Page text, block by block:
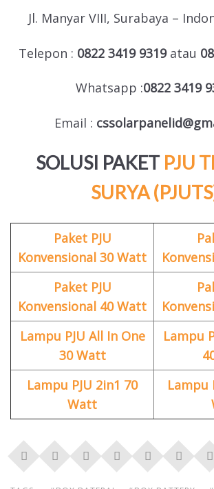
Jl. Manyar VIII, Surabaya –
Telepon : 0822 3419 9319 atau
Whatsapp :0822 3419
Email :
SOLUSI PAKET PJU
SURYA
Paket PJU
Konvensional 30 Watt
Paket PJU
Konvensional 40 Watt
Lampu PJU All In One
30 Watt
Lampu
Lampu PJU 2in1 70
Watt
Lampu